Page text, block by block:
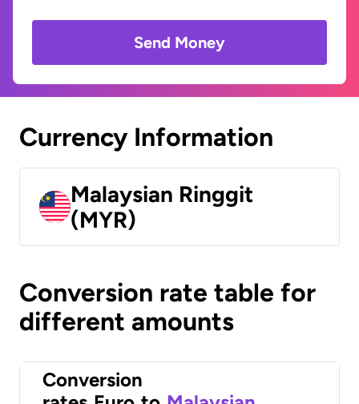
Send Money
Currency Information
Malaysian Ringgit
(MYR)
Conversion rate table for
different amounts
Conversion